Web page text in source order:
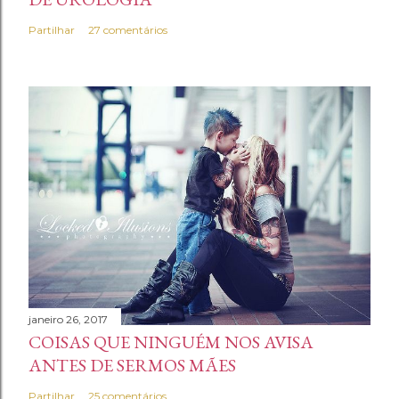
Partilhar 27 comentários
janeiro 26, 2017
COISAS QUE NINGUÉM NOS AVISA
ANTES DE SERMOS MÃES
Partilhar 25 comentários